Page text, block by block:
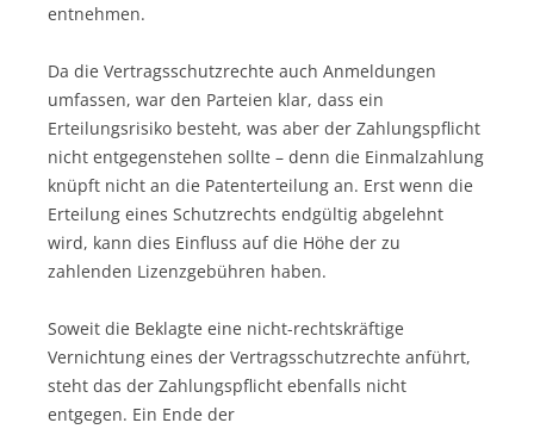
entnehmen.
Da die Vertragsschutzrechte auch Anmeldungen
umfassen, war den Parteien klar, dass ein
Erteilungsrisiko besteht, was aber der Zahlungspflicht
nicht entgegenstehen sollte – denn die Einmalzahlung
knüpft nicht an die Patenterteilung an. Erst wenn die
Erteilung eines Schutzrechts endgültig abgelehnt
wird, kann dies Einfluss auf die Höhe der zu
zahlenden Lizenzgebühren haben.
Soweit die Beklagte eine nicht-rechtskräftige
Vernichtung eines der Vertragsschutzrechte anführt,
steht das der Zahlungspflicht ebenfalls nicht
entgegen. Ein Ende der